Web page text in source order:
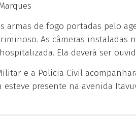
armas de fogo portadas pelo
As câmeras instaladas
Ela deverá ser
e a Polícia Civil
esteve presente na avenida